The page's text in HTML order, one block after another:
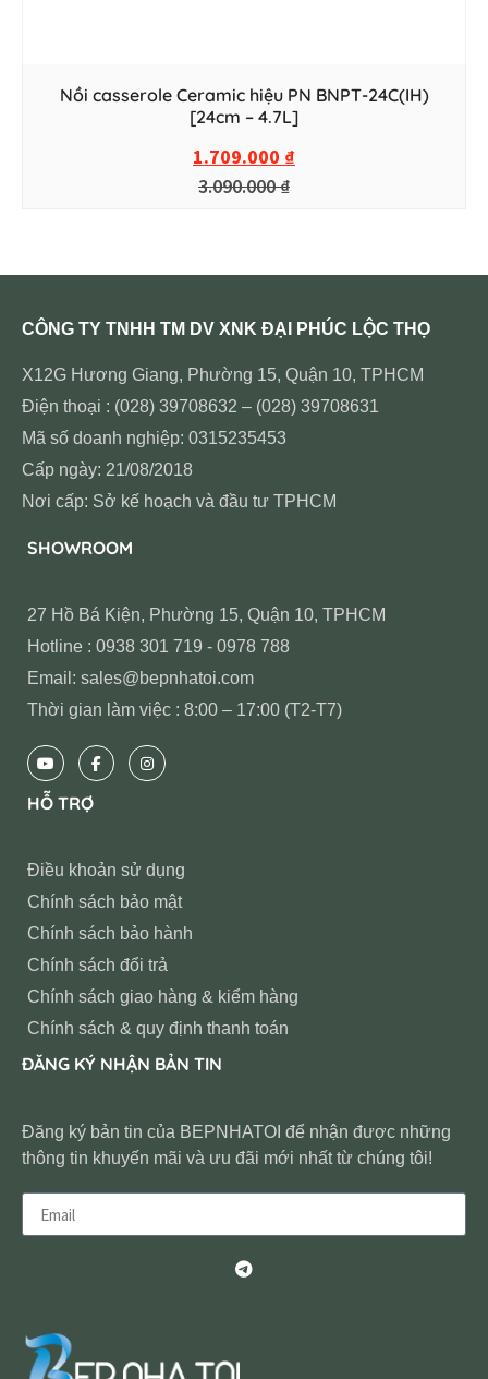
Nồi casserole Ceramic hiệu PN BNPT-24C(IH)
[24cm – 4.7L]
3.090.000₫
1.709.000 ₫
CÔNG TY TNHH TM DV XNK ĐẠI PHÚC LỘC THỌ
X12G Hương Giang, Phường 15, Quận 10, TPHCM
Điện thoại : (028) 39708632 – (028) 39708631
Mã số doanh nghiệp: 0315235453
Cấp ngày: 21/08/2018
Nơi cấp: Sở kế hoạch và đầu tư TPHCM
SHOWROOM
27 Hồ Bá Kiện, Phường 15, Quận 10, TPHCM
Hotline : 0938 301 719 - 0978 788
Email: sales@bepnhatoi.com
Thời gian làm việc : 8:00 – 17:00 (T2-T7)
HỖ TRỢ
Điều khoản sử dụng
Chính sách bảo mật
Chính sách bảo hành
Chính sách đổi trả
Chính sách giao hàng & kiểm hàng
Chính sách & quy định thanh toán
ĐĂNG KÝ NHẬN BẢN TIN
Đăng ký bản tin của BEPNHATOI để nhận được những
thông tin khuyến mãi và ưu đãi mới nhất từ chúng tôi!